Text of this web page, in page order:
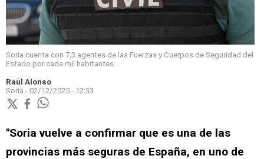
Soria cuenta con 7,3 agentes de las Fuerzas y Cuerpos de Seguridad del
Estado por cada mil habitantes.
Raúl Alonso
Soria - 02/12/2025 - 12:33
"Soria vuelve a confirmar que es una de las
provincias más seguras de España, en uno de